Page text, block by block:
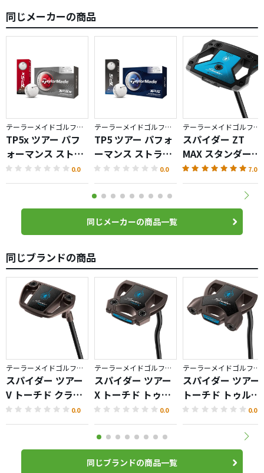
同じメーカーの商品
テーラーメイドゴルフ／TP5
TP5x ツアー パフ
ォーマンス ストラ
イプ ボール
0.0
テーラーメイドゴルフ／TP5
TP5 ツアー パフォ
ーマンス ストライ
プ ボール
0.0
テーラーメイドゴルフ／Spider ZT
スパイダー ZT
MAX スタンダード
パター
7.0
同じメーカーの商品一覧
同じブランドの商品
テーラーメイドゴルフ／Spider TOUR TORCHED
スパイダー ツアー
V トーチド クラン
クネック パター0.0
テーラーメイドゴルフ／Spider TOUR TORCHED
スパイダー ツアー
X トーチド トゥル
ーパス ダブルベン
ド パター
0.0
テーラーメイドゴルフ／Spider TOUR TORCHED
スパイダー ツアー
トーチド トゥルー
パス ダブルベンド
パター
0.0
同じブランドの商品一覧